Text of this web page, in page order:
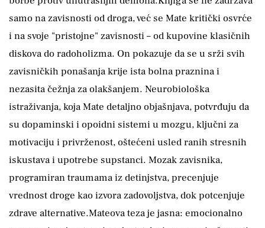
samo na zavisnosti od droga, već se Mate kritički osvrće
i na svoje "pristojne" zavisnosti – od kupovine klasičnih
diskova do radoholizma. On pokazuje da se u srži svih
zavisničkih ponašanja krije ista bolna praznina i
nezasita čežnja za olakšanjem. Neurobiološka
istraživanja, koja Mate detaljno objašnjava, potvrđuju da
su dopaminski i opoidni sistemi u mozgu, ključni za
motivaciju i privrženost, oštećeni usled ranih stresnih
iskustava i upotrebe supstanci. Mozak zavisnika,
programiran traumama iz detinjstva, precenjuje
vrednost droge kao izvora zadovoljstva, dok potcenjuje
zdrave alternative.Mateova teza je jasna: emocionalno